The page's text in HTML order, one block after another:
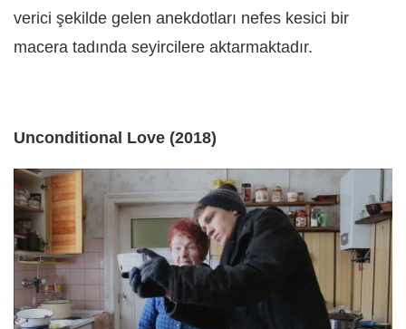
verici şekilde gelen anekdotları nefes kesici bir
macera tadında seyircilere aktarmaktadır.
Unconditional Love (2018)